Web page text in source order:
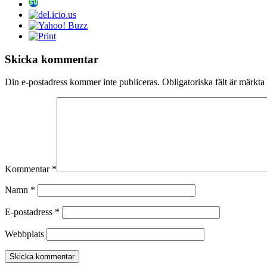
Skicka kommentar
Din e-postadress kommer inte publiceras. Obligatoriska fält är märkta
Kommentar *
Namn *
E-postadress *
Webbplats